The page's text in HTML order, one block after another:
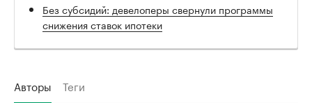
Без субсидий: девелоперы свернули программы
снижения ставок ипотеки
Авторы Теги